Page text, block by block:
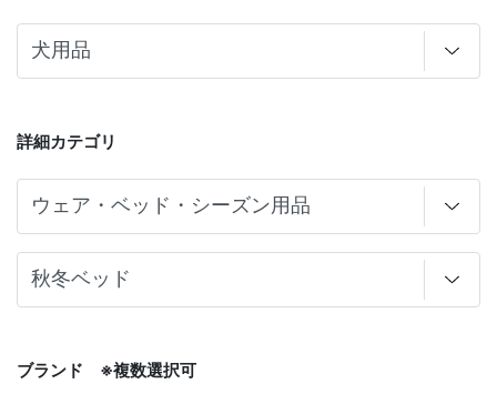
詳細カテゴリ
ブランド ※複数選択可